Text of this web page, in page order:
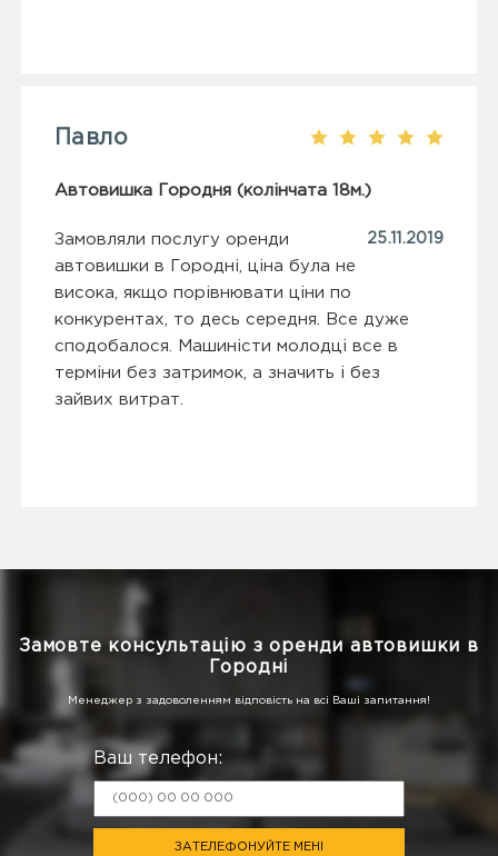
Павло
Автовишка Городня (колінчата 18м.)
25.11.2019
Замовляли послугу оренди
автовишки в Городні, ціна була не
висока, якщо порівнювати ціни по
конкурентах, то десь середня. Все дуже
сподобалося. Машиністи молодці все в
терміни без затримок, а значить і без
зайвих витрат.
Замовте консультацію з оренди автовишки в
Городні
Менеджер з задоволенням відповість на всі Ваші запитання!
Ваш телефон:
ЗАТЕЛЕФОНУЙТЕ МЕНІ